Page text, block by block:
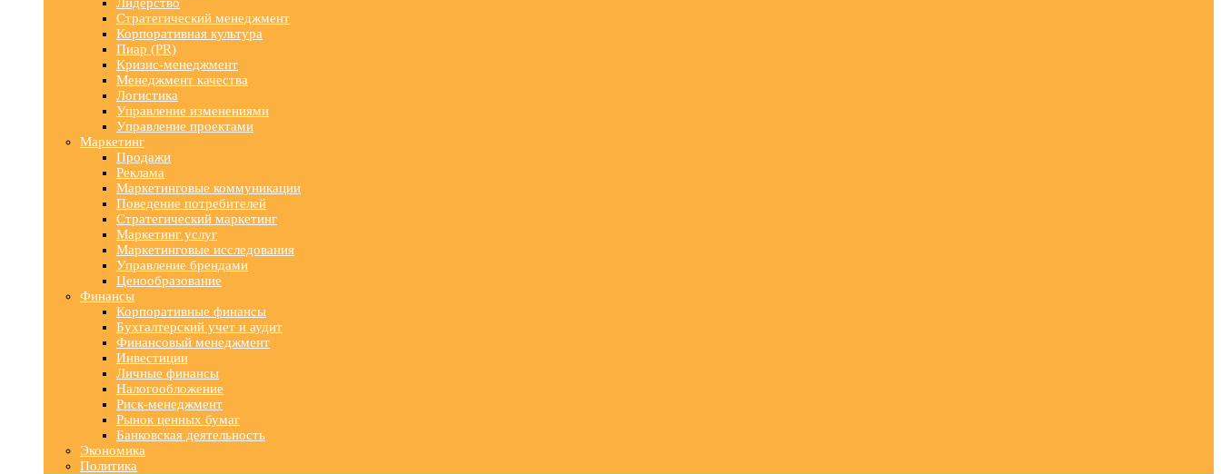
Стратегический менеджмент
Корпоративная культура
Пиар (PR)
Кризис-менеджмент
Менеджмент качества
Логистика
Управление изменениями
Управление проектами
Маркетинг
Продажи
Реклама
Маркетинговые коммуникации
Поведение потребителей
Стратегический маркетинг
Маркетинг услуг
Маркетинговые исследования
Управление брендами
Ценообразование
Финансы
Корпоративные финансы
Бухгалтерский учет и аудит
Финансовый менеджмент
Инвестиции
Личные финансы
Налогообложение
Риск-менеджмент
Рынок ценных бумаг
Банковская деятельность
Экономика
Политика